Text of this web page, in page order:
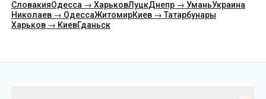
СловакияОдесса → ХарьковЛуцкДнепр → УманьУкраина
Николаев → ОдессаЖитомирКиев → Татарбунары
Харьков → КиевГданьск